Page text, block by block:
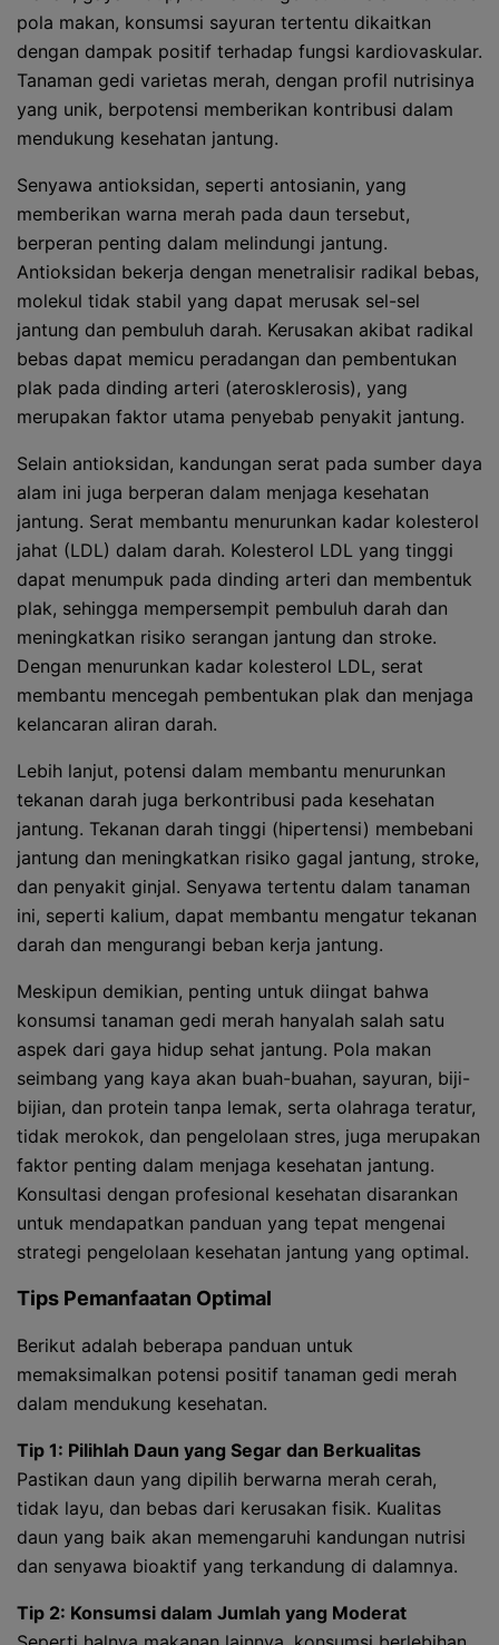
pola makan, konsumsi sayuran tertentu dikaitkan
dengan dampak positif terhadap fungsi kardiovaskular.
Tanaman gedi varietas merah, dengan profil nutrisinya
yang unik, berpotensi memberikan kontribusi dalam
mendukung kesehatan jantung.
Senyawa antioksidan, seperti antosianin, yang
memberikan warna merah pada daun tersebut,
berperan penting dalam melindungi jantung.
Antioksidan bekerja dengan menetralisir radikal bebas,
molekul tidak stabil yang dapat merusak sel-sel
jantung dan pembuluh darah. Kerusakan akibat radikal
bebas dapat memicu peradangan dan pembentukan
plak pada dinding arteri (aterosklerosis), yang
merupakan faktor utama penyebab penyakit jantung.
Selain antioksidan, kandungan serat pada sumber daya
alam ini juga berperan dalam menjaga kesehatan
jantung. Serat membantu menurunkan kadar kolesterol
jahat (LDL) dalam darah. Kolesterol LDL yang tinggi
dapat menumpuk pada dinding arteri dan membentuk
plak, sehingga mempersempit pembuluh darah dan
meningkatkan risiko serangan jantung dan stroke.
Dengan menurunkan kadar kolesterol LDL, serat
membantu mencegah pembentukan plak dan menjaga
kelancaran aliran darah.
Lebih lanjut, potensi dalam membantu menurunkan
tekanan darah juga berkontribusi pada kesehatan
jantung. Tekanan darah tinggi (hipertensi) membebani
jantung dan meningkatkan risiko gagal jantung, stroke,
dan penyakit ginjal. Senyawa tertentu dalam tanaman
ini, seperti kalium, dapat membantu mengatur tekanan
darah dan mengurangi beban kerja jantung.
Meskipun demikian, penting untuk diingat bahwa
konsumsi tanaman gedi merah hanyalah salah satu
aspek dari gaya hidup sehat jantung. Pola makan
seimbang yang kaya akan buah-buahan, sayuran, biji-
bijian, dan protein tanpa lemak, serta olahraga teratur,
tidak merokok, dan pengelolaan stres, juga merupakan
faktor penting dalam menjaga kesehatan jantung.
Konsultasi dengan profesional kesehatan disarankan
untuk mendapatkan panduan yang tepat mengenai
strategi pengelolaan kesehatan jantung yang optimal.
Tips Pemanfaatan Optimal
Berikut adalah beberapa panduan untuk
memaksimalkan potensi positif tanaman gedi merah
dalam mendukung kesehatan.
Tip 1: Pilihlah Daun yang Segar dan Berkualitas
Pastikan daun yang dipilih berwarna merah cerah,
tidak layu, dan bebas dari kerusakan fisik. Kualitas
daun yang baik akan memengaruhi kandungan nutrisi
dan senyawa bioaktif yang terkandung di dalamnya.
Tip 2: Konsumsi dalam Jumlah yang Moderat